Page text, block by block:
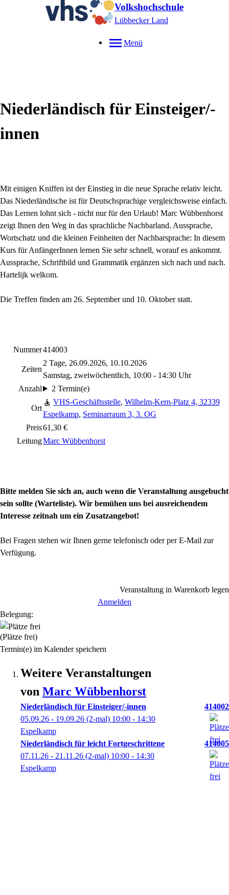
Volkshochschule
Lübbecker Land
Menü
Niederländisch für Einsteiger/-
innen
Mit einigen Kniffen ist der Einstieg in die neue Sprache relativ leicht.
Das Niederländische ist für Deutschsprachige vergleichsweise einfach.
Das Lernen lohnt sich - nicht nur für den Urlaub! Marc Wübbenhorst
zeigt Ihnen den Weg in das sprachliche Nachbarland. Aussprache,
Wortschatz und die kleinen Feinheiten der Nachbarsprache: In diesem
Kurs für AnfängerInnen lernen Sie sehr schnell, worauf es ankommt.
Aussprache, Schriftbild und Grammatik ergänzen sich nach und nach.
Hartelijk welkom.
Die Treffen finden am 26. September und 10. Oktober statt.
Nummer414003
Zeiten
2 Tage, 26.09.2026, 10.10.2026
Samstag, zweiwöchentlich, 10:00 - 14:30 Uhr
Anzahl
2 Termin(e)
Ort
VHS-Geschäftsstelle, Wilhelm-Kern-Platz 4, 32339
Espelkamp, Seminarraum 3, 3. OG
Preis61,30 €
LeitungMarc Wübbenhorst
Bitte melden Sie sich an, auch wenn die Veranstaltung ausgebucht
sein sollte (Warteliste). Wir bemühen uns bei ausreichendem
Interesse zeitnah um ein Zusatzangebot!
Bei Fragen stehen wir Ihnen gerne telefonisch oder per E-Mail zur
Verfügung.
Veranstaltung in Warenkorb legen
Anmelden
Belegung:
(Plätze frei)
Termin(e) im Kalender speichern
Weitere Veranstaltungen
von Marc Wübbenhorst
Niederländisch für Einsteiger/-innen
414002
05.09.26 - 19.09.26 (2-mal) 10:00 - 14:30
Espelkamp
Niederländisch für leicht Fortgeschrittene
414005
07.11.26 - 21.11.26 (2-mal) 10:00 - 14:30
Espelkamp